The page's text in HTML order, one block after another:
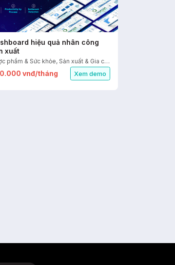
hiệu quả nhân công
xuất
Dược phẩm & Sức khỏe, Sản xuất & Gia công, Mỹ phẩm & Sắc đẹp, Tài chính - Kế toán, Nhân sự
vnđ/tháng Xem demo